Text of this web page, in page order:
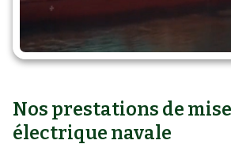
Nos prestations de
électrique navale